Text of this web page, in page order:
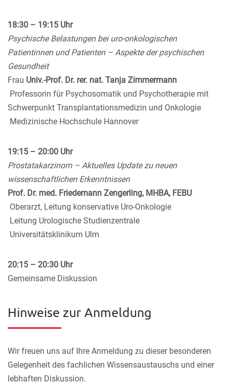
18:30 – 19:15 Uhr
Psychische Belastungen bei uro-onkologischen
Patientinnen und Patienten – Aspekte der psychischen
Gesundheit
Frau Univ.-Prof. Dr. rer. nat. Tanja Zimmermann
Professorin für Psychosomatik und Psychotherapie mit
Schwerpunkt Transplantationsmedizin und Onkologie
Medizinische Hochschule Hannover
19:15 – 20:00 Uhr
Prostatakarzinom – Aktuelles Update zu neuen
wissenschaftlichen Erkenntnissen
Prof. Dr. med. Friedemann Zengerling, MHBA, FEBU
Oberarzt, Leitung konservative Uro-Onkologie
Leitung Urologische Studienzentrale
Universitätsklinikum Ulm
20:15 – 20:30 Uhr
Gemeinsame Diskussion
Hinweise zur Anmeldung
Wir freuen uns auf Ihre Anmeldung zu dieser besonderen
Gelegenheit des fachlichen Wissensaustauschs und einer
lebhaften Diskussion.